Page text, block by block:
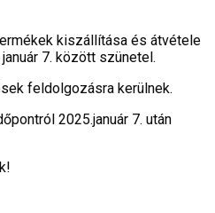
kiszállítása és átvétele
7. között szünetel.
feldolgozásra kerülnek.
2025.január 7. után